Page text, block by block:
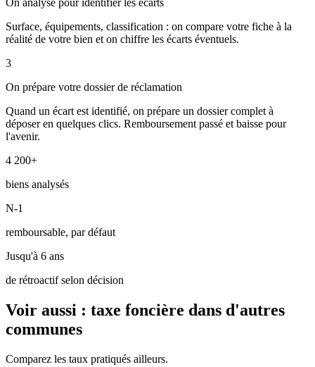
On analyse pour identifier les écarts
Surface, équipements, classification : on compare votre fiche à la
réalité de votre bien et on chiffre les écarts éventuels.
3
On prépare votre dossier de réclamation
Quand un écart est identifié, on prépare un dossier complet à
déposer en quelques clics. Remboursement passé et baisse pour
l'avenir.
4 200+
biens analysés
N-1
remboursable, par défaut
Jusqu'à 6 ans
de rétroactif selon décision
Voir aussi : taxe foncière dans d'autres
communes
Comparez les taux pratiqués ailleurs.